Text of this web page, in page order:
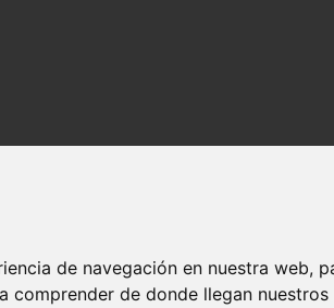
de navegación en nuestra web,
comprender de donde llegan